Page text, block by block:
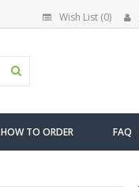
Wish List (0)
HOW TO ORDER FAQ